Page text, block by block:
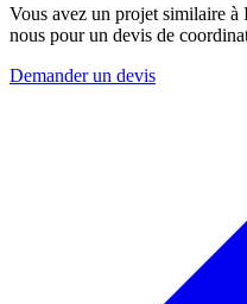
Vous avez un projet similaire à
nous pour un devis de
Demander un devis